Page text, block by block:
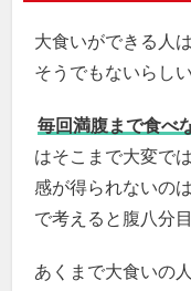
大食いができる人
そうでもないらしい
毎回満腹まで食べ
はそこまで大変で
感が得られないの
で考えると腹八分
あくまで大食いの